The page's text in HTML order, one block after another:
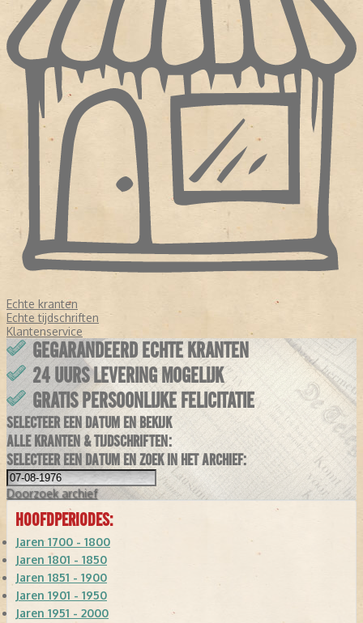
Echte kranten
Echte tijdschriften
Klantenservice
GEGARANDEERD ECHTE KRANTEN
24 UURS LEVERING MOGELIJK
GRATIS PERSOONLIJKE FELICITATIE
SELECTEER EEN DATUM EN BEKIJK
ALLE KRANTEN & TIJDSCHRIFTEN:
SELECTEER EEN DATUM EN ZOEK IN HET ARCHIEF:
Doorzoek archief
HOOFDPERIODES:
Jaren 1700 - 1800
Jaren 1801 - 1850
Jaren 1851 - 1900
Jaren 1901 - 1950
Jaren 1951 - 2000